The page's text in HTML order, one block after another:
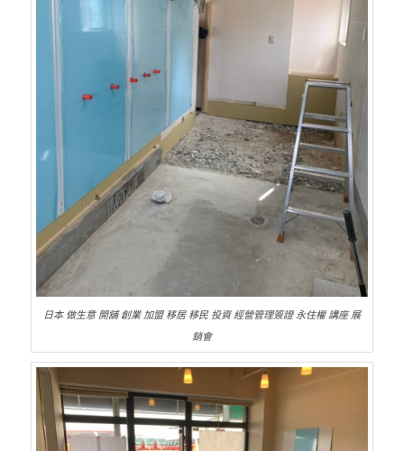
日本 做生意 開舖 創業 加盟 移居 移民 投資 經營管理簽證 永住權 講座 展
銷會